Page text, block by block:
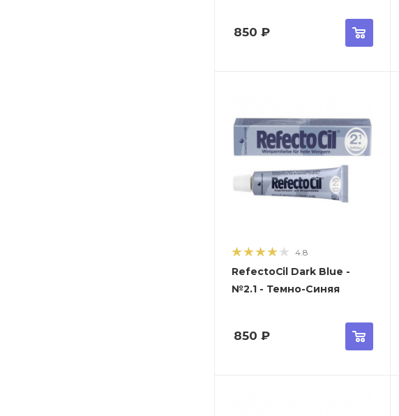
850 ₽
4.8
RefectoCil Dark Blue -
№2.1 - Темно-Синяя
850 ₽